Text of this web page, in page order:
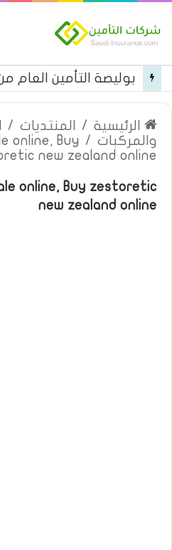
الرئيسية / المنتديات /
والمركبات /
online, Buy
new zealand online
online, Buy zestoretic
new zealand online